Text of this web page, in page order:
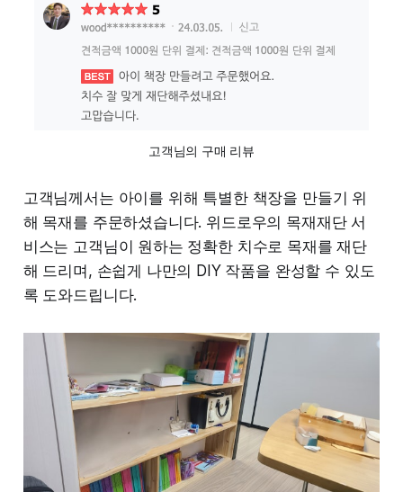
고객님의 구매 리뷰
고객님께서는 아이를 위해 특별한 책장을 만들기 위
해 목재를 주문하셨습니다. 위드로우의 목재재단 서
비스는 고객님이 원하는 정확한 치수로 목재를 재단
해 드리며, 손쉽게 나만의 DIY 작품을 완성할 수 있도
록 도와드립니다.